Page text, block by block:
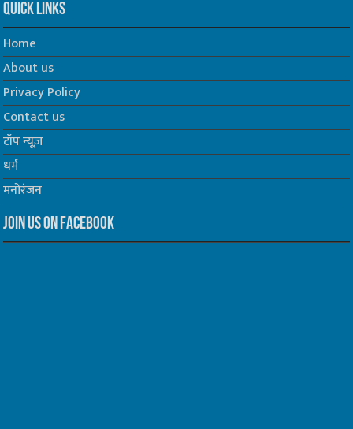
Quick Links
Home
About us
Privacy Policy
Contact us
टॉप न्यूज़
धर्म
मनोरंजन
Join us on Facebook